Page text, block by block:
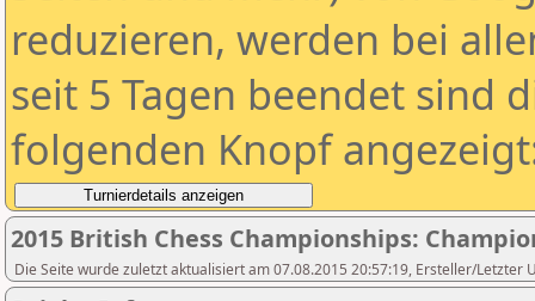
reduzieren, werden bei
seit 5 Tagen beendet sind
folgenden Knopf
2015 British Chess Championships:
Die Seite wurde zuletzt aktualisiert am 07.08.2015 20:57:19, Ersteller/Letzter